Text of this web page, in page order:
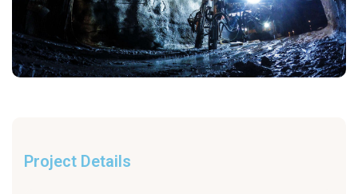
Project Details